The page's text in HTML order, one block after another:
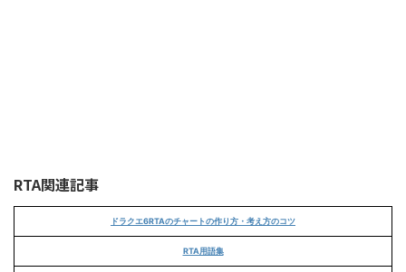
RTA関連記事
ドラクエ6RTAのチャートの作り方・考え方のコツ
RTA用語集